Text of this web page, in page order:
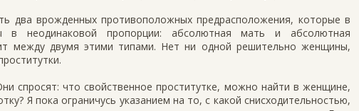
два врожденных противоположных предрасположения, которые в
в неодинаковой пропорции: абсолютная мать и абсолютная
между двумя этими типами. Нет ни одной решительно женщины,
спросят: что свойственное проститутке, можно найти в женщине,
Я пока ограничусь указанием на то, с какой снисходительностью,